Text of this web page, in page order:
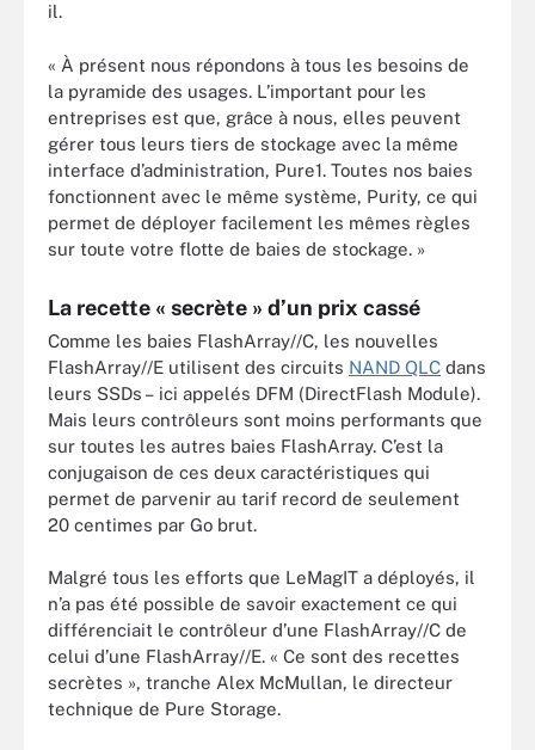
il.
« À présent nous répondons à tous les besoins de
la pyramide des usages. L’important pour les
entreprises est que, grâce à nous, elles peuvent
gérer tous leurs tiers de stockage avec la même
interface d’administration, Pure1. Toutes nos baies
fonctionnent avec le même système, Purity, ce qui
permet de déployer facilement les mêmes règles
sur toute votre flotte de baies de stockage. »
La recette « secrète » d’un prix cassé
Comme les baies FlashArray//C, les nouvelles
FlashArray//E utilisent des circuits NAND QLC dans
leurs SSDs – ici appelés DFM (DirectFlash Module).
Mais leurs contrôleurs sont moins performants que
sur toutes les autres baies FlashArray. C’est la
conjugaison de ces deux caractéristiques qui
permet de parvenir au tarif record de seulement
20 centimes par Go brut.
Malgré tous les efforts que LeMagIT a déployés, il
n’a pas été possible de savoir exactement ce qui
différenciait le contrôleur d’une FlashArray//C de
celui d’une FlashArray//E. « Ce sont des recettes
secrètes », tranche Alex McMullan, le directeur
technique de Pure Storage.